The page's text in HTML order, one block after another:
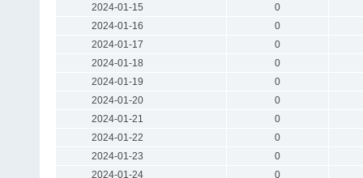
2024-01-15
0
2024-01-16
0
2024-01-17
0
2024-01-18
0
2024-01-19
0
2024-01-20
0
2024-01-21
0
2024-01-22
0
2024-01-23
0
2024-01-24
0